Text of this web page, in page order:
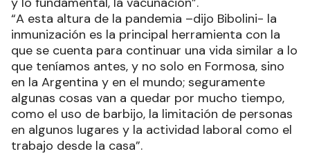
“A esta altura de la pandemia –dijo Bibolini- la
inmunización es la principal herramienta con la
que se cuenta para continuar una vida similar a lo
que teníamos antes, y no solo en Formosa, sino
en la Argentina y en el mundo; seguramente
algunas cosas van a quedar por mucho tiempo,
como el uso de barbijo, la limitación de personas
en algunos lugares y la actividad laboral como el
trabajo desde la casa”.